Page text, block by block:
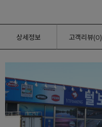
상세정보 고객리뷰(0)